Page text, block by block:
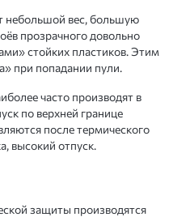
небольшой вес, большую
прозрачного довольно
стойких пластиков. Этим
при попадании пули.
часто производят в
по верхней границе
после термического
высокий отпуск.
защиты производятся